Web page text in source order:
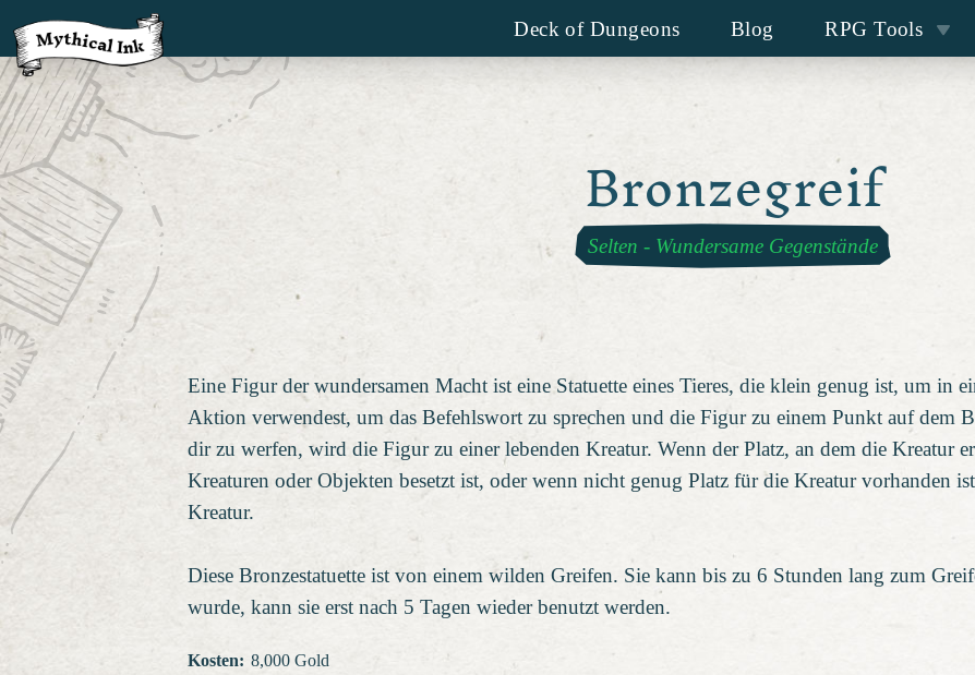
Deck of Dungeons Blog RPG Tools
Bronzegreif
Selten - Wundersame Gegenstände
Eine Figur der wundersamen Macht ist eine Statuette eines Tieres, die klein genug ist, um in
Aktion verwendest, um das Befehlswort zu sprechen und die Figur zu einem Punkt auf dem
dir zu werfen, wird die Figur zu einer lebenden Kreatur. Wenn der Platz, an dem die Kreatur
Kreaturen oder Objekten besetzt ist, oder wenn nicht genug Platz für die Kreatur vorhanden
Kreatur.
Diese Bronzestatuette ist von einem wilden Greifen. Sie kann bis zu 6 Stunden lang zum
wurde, kann sie erst nach 5 Tagen wieder benutzt werden.
Kosten: 8,000 Gold